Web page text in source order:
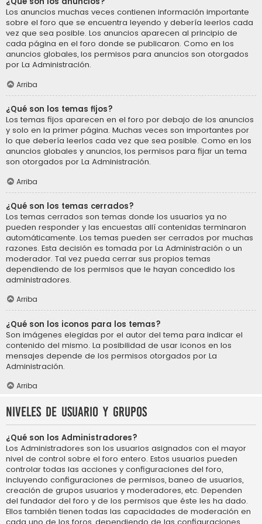
Los anuncios muchas veces contienen información importante
sobre el foro que se encuentra leyendo y debería leerlos cada
vez que sea posible. Los anuncios aparecen al principio de
cada página en el foro donde se publicaron. Como en los
anuncios globales, los permisos para anuncios son otorgados
por La Administración.
Arriba
¿Qué son los temas fijos?
Los temas fijos aparecen en el foro por debajo de los anuncios
y solo en la primer página. Muchas veces son importantes por
lo que debería leerlos cada vez que sea posible. Como en los
anuncios globales y anuncios, los permisos para fijar un tema
son otorgados por La Administración.
Arriba
¿Qué son los temas cerrados?
Los temas cerrados son temas donde los usuarios ya no
pueden responder y las encuestas allí contenidas terminaron
automáticamente. Los temas pueden ser cerrados por muchas
razones. Esta decisión es tomada por La Administración o un
moderador. Tal vez pueda cerrar sus propios temas
dependiendo de los permisos que le hayan concedido los
administradores.
Arriba
¿Qué son los iconos para los temas?
Son imágenes elegidas por el autor del tema para indicar el
contenido del mismo. La posibilidad de usar iconos en los
mensajes depende de los permisos otorgados por La
Administración.
Arriba
Niveles de usuario y grupos
¿Qué son los Administradores?
Los Administradores son los usuarios asignados con el mayor
nivel de control sobre el foro entero. Estos usuarios pueden
controlar todas las acciones y configuraciones del foro,
incluyendo configuraciones de permisos, baneo de usuarios,
creación de grupos usuarios y moderadores, etc. Dependen
del fundador del foro y de los permisos que éste les ha dado.
Ellos también tienen todas las capacidades de moderación en